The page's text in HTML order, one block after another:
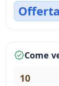
Offerta
Come
10